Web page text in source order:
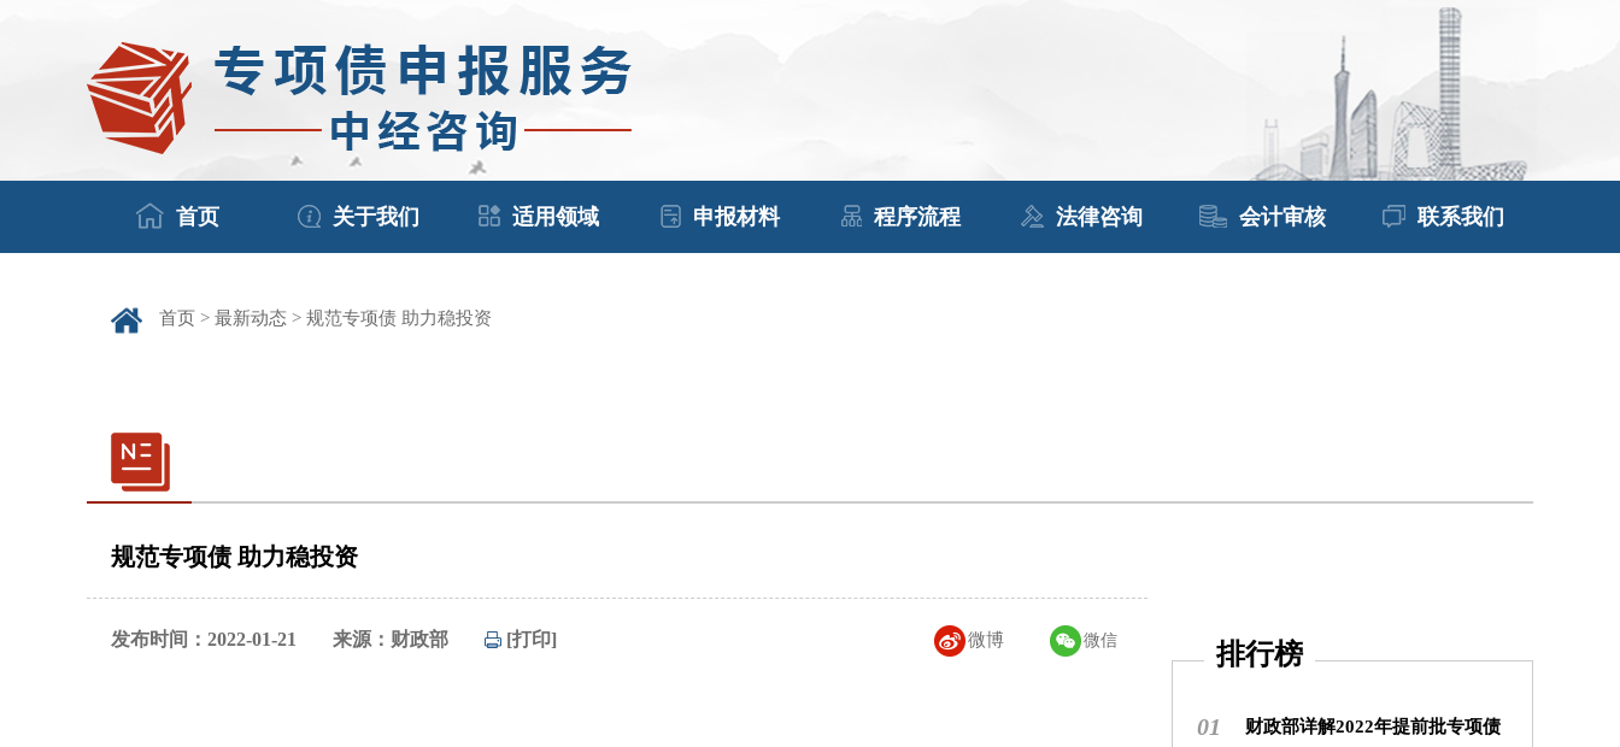
首页 关于我们 适用领域 申报材料 程序流程 法律咨询 会计审核 联系我们
首页 > 最新动态 > 规范专项债 助力稳投资
规范专项债 助力稳投资
发布时间：2022-01-21 来源：财政部 [打印] 微博 微信 排行榜
01
财政部详解2022年提前批专项债